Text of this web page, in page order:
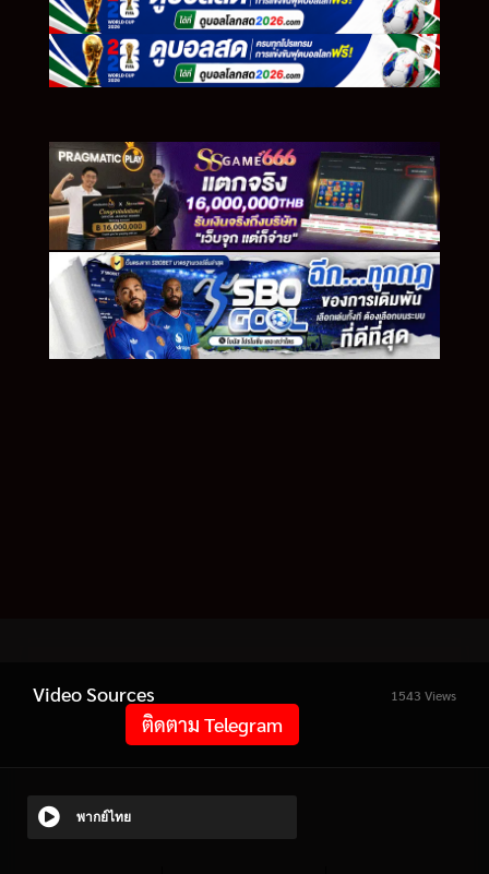
Video Sources 1543 Views
ติดตาม Telegram
พากย์ไทย